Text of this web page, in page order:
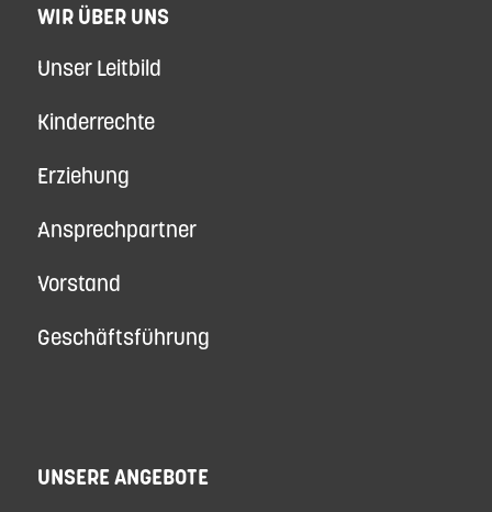
WIR ÜBER UNS
Unser Leitbild
Kinderrechte
Erziehung
Ansprechpartner
Vorstand
Geschäftsführung
UNSERE ANGEBOTE